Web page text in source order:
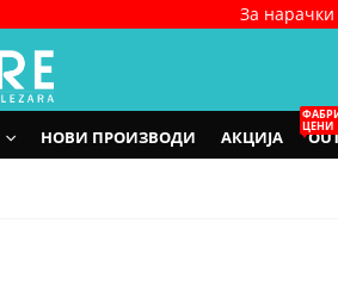
За
НОВИ ПРОИЗВОДИ АКЦИЈА
ЦЕНИ